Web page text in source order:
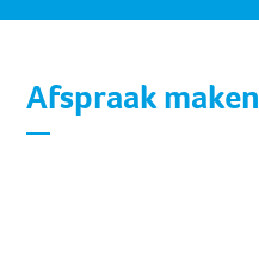
Afspraak maken